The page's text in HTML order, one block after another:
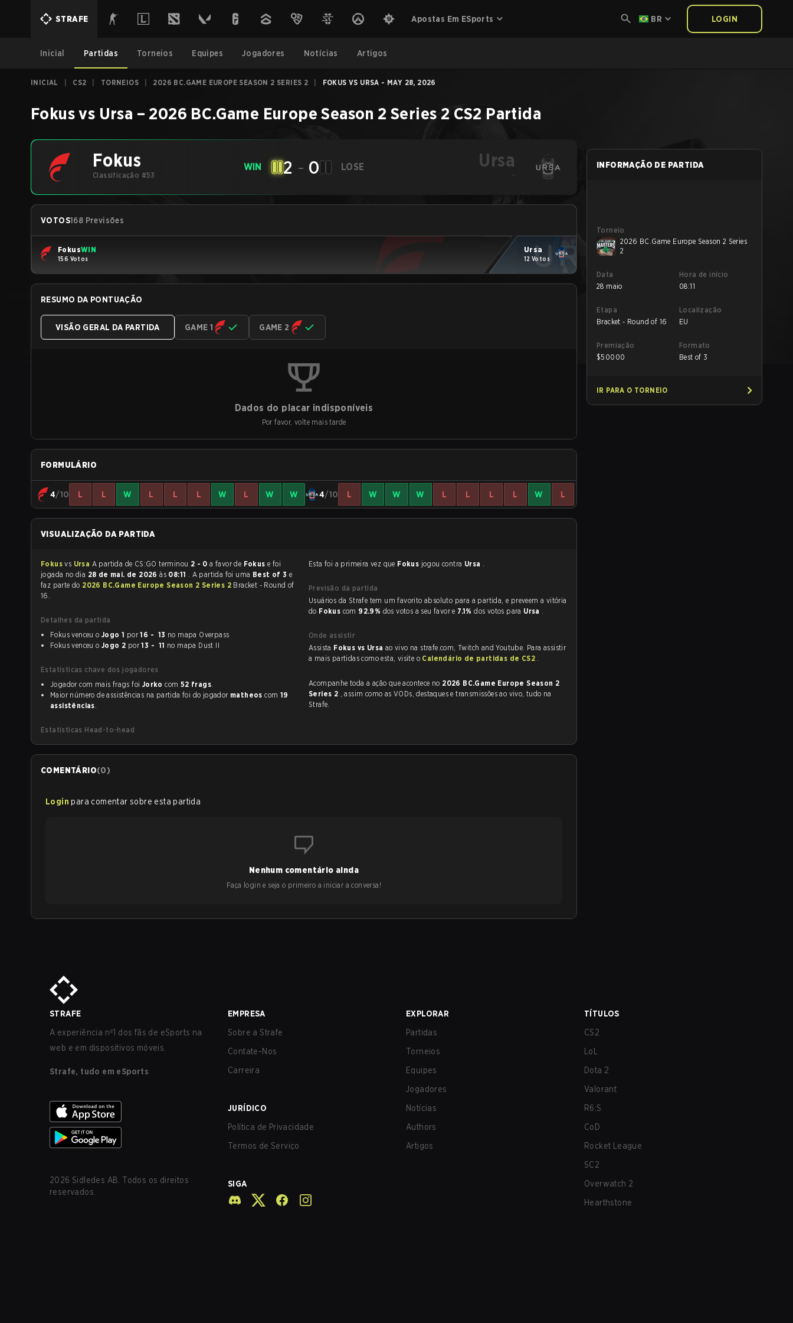
STRAFE Apostas Em ESports BR LOGIN
Inicial Partidas Torneios Equipes Jogadores Notícias Artigos
INICIAL CS2 TORNEIOS 2026 BC.GAME EUROPE SEASON 2 SERIES 2 FOKUS VS URSA - MAY 28, 2026
Fokusvs Ursa – 2026 BC.Game Europe Season 2 Series 2 CS2 Partida
Fokus
Classificação #53
WIN 2 - 0 LOSE Ursa
-
VOTOS168 Previsões
FokusWIN
156 Votos
Ursa
12 Votos
RESUMO DA PONTUAÇÃO
VISÃO GERAL DA PARTIDA GAME 1 GAME 2
Dados do placar indisponíveis
Por favor, volte mais tarde
FORMULÁRIO
4/10 L L W L L L W L W W 4/10 L W W W L L L L W L
VISUALIZAÇÃO DA PARTIDA
Fokusvs Ursa A partida de CS:GO terminou 2 - 0 a favor de Fokus e foi
jogada no dia 28 de mai. de 2026às 08:11 . A partida foi uma Best of 3 e
faz parte do 2026 BC.Game Europe Season 2 Series 2 Bracket - Round of
16.
Detalhes da partida
Fokus venceu o Jogo 1 por 16 - 13 no mapa Overpass
Fokus venceu o Jogo 2 por 13 - 11 no mapa Dust II
Estatísticas chave dos jogadores
Jogador com mais frags foi Jorko com 52 frags.
Maior número de assistências na partida foi do jogador matheos com 19
assistências.
Estatísticas Head-to-head
Esta foi a primeira vez que Fokus jogou contra Ursa .
Previsão da partida
Usuários da Strafe tem um favorito absoluto para a partida, e preveem a vitória
do Fokus com 92.9% dos votos a seu favor e 7.1%dos votos para Ursa .
Onde assistir
Assista Fokus vs Ursa ao vivo na strafe.com, Twitch and Youtube. Para assistir
a mais partidas como esta, visite o Calendário de partidas de CS2 .
Acompanhe toda a ação que acontece no 2026 BC.Game Europe Season 2
Series 2 , assim como as VODs, destaques e transmissões ao vivo, tudo na
Strafe.
COMENTÁRIO(0)
Login para comentar sobre esta partida
Nenhum comentário ainda
Faça login e seja o primeiro a iniciar a conversa!
INFORMAÇÃO DE PARTIDA
Torneio
2026 BC.Game Europe Season 2 Series
2
Data
28 maio
Hora de início
08:11
Etapa
Bracket - Round of 16
Localização
EU
Premiação
$50000
Formato
Best of 3
IR PARA O TORNEIO
STRAFE
A experiência nº1 dos fãs de eSports na
web e em dispositivos móveis.
Strafe, tudo em eSports
2026 Sidledes AB. Todos os direitos
reservados.
EMPRESA
Sobre a Strafe
Contate-Nos
Carreira
JURÍDICO
Política de Privacidade
Termos de Serviço
SIGA
EXPLORAR
Partidas
Torneios
Equipes
Jogadores
Notícias
Authors
Artigos
TÍTULOS
CS2
LoL
Dota 2
Valorant
R6:S
CoD
Rocket League
SC2
Overwatch 2
Hearthstone